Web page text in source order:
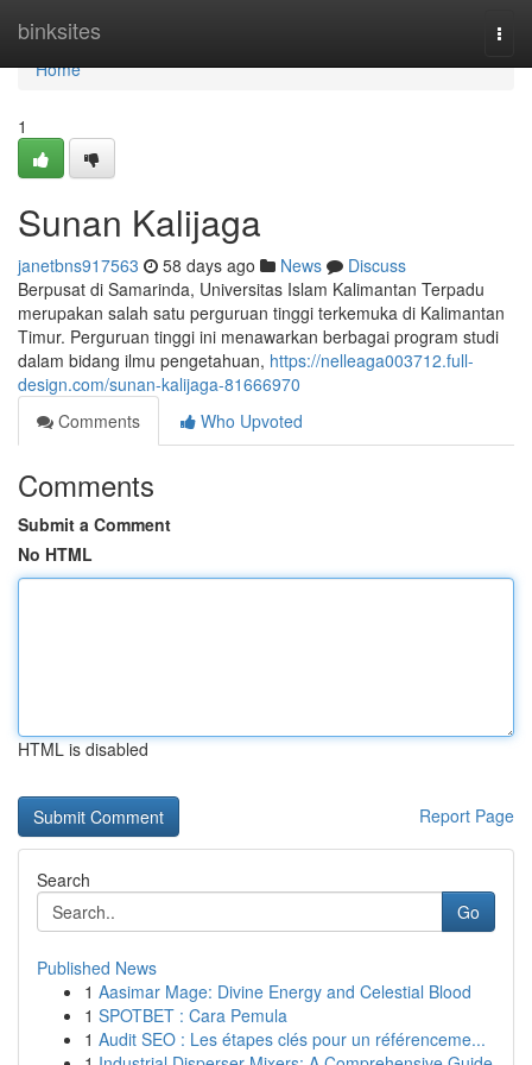
binksites
Home
Home
1
Sunan Kalijaga
janetbns917563 58 days ago News
Discuss
Berpusat di Samarinda, Universitas Islam Kalimantan Terpadu
merupakan salah satu perguruan tinggi terkemuka di Kalimantan
Timur. Perguruan tinggi ini menawarkan berbagai program studi
dalam bidang ilmu pengetahuan, https://nelleaga003712.full-
design.com/sunan-kalijaga-81666970
Comments
Who Upvoted
Comments
Submit a Comment
No HTML
HTML is disabled
Report Page
Search
Go
Published News
1 Aasimar Mage: Divine Energy and Celestial Blood
1 SPOTBET : Cara Pemula
1 Audit SEO : Les étapes clés pour un référenceme...